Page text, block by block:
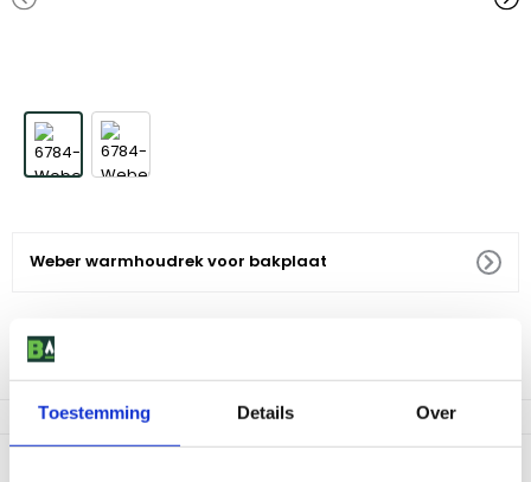
Toestemming Details Over
Weber warmhoudrek voor bakplaat
39,99